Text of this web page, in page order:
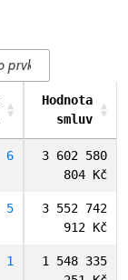
Hodnota
smluv
6
3 602 580
804 Kč
5
3 552 742
912 Kč
1
1 548 335